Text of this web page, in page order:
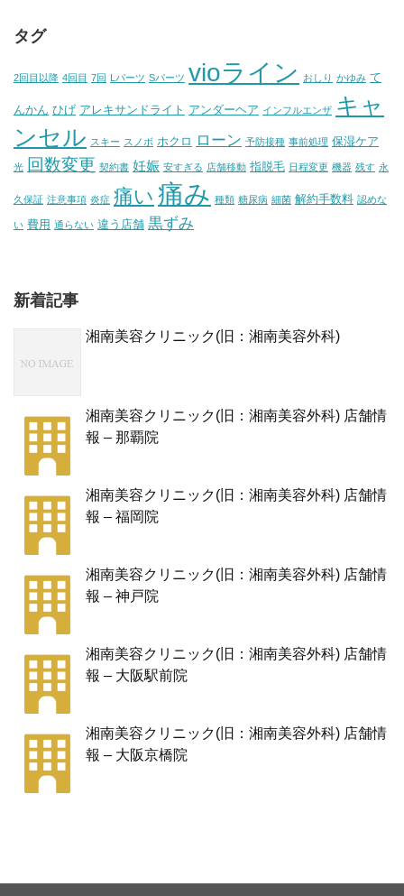
タグ
2回目以降 4回目 7回 Lパーツ Sパーツ vioライン おしり かゆみ て
んかん ひげ アレキサンドライト アンダーヘア インフルエンザ キャ
ンセル スキー スノボ ホクロ ローン 予防接種 事前処理 保湿ケア
光 回数変更 契約書 妊娠 安すぎる 店舗移動 指脱毛 日程変更 機器 残す 永
久保証 注意事項 炎症 痛い 痛み 種類 糖尿病 細菌 解約手数料 認めな
い 費用 通らない 違う店舗 黒ずみ
新着記事
湘南美容クリニック(旧：湘南美容外科)
湘南美容クリニック(旧：湘南美容外科) 店舗情
報 – 那覇院
湘南美容クリニック(旧：湘南美容外科) 店舗情
報 – 福岡院
湘南美容クリニック(旧：湘南美容外科) 店舗情
報 – 神戸院
湘南美容クリニック(旧：湘南美容外科) 店舗情
報 – 大阪駅前院
湘南美容クリニック(旧：湘南美容外科) 店舗情
報 – 大阪京橋院